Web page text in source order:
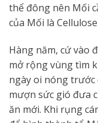
thể đông nên Mối
của Mối là
Hàng năm, cứ vào
mở rộng vùng tìm
ngày oi nóng trước
mượn sức gió đưa
ăn mới. Khi rụng